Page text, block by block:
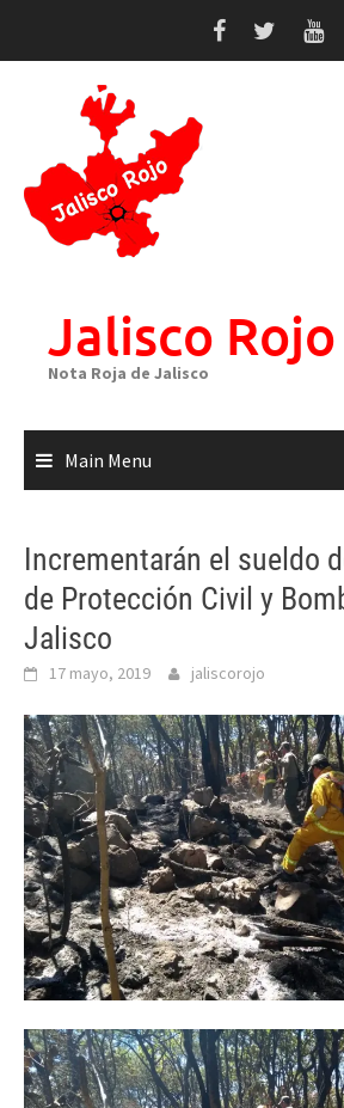
Jalisco Rojo
Nota Roja de Jalisco
Main Menu
Incrementarán el sueldo
de Protección Civil y
Jalisco
17 mayo, 2019 jaliscorojo